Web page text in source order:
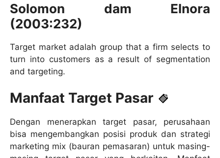
Solomon dam Elnora
(2003:232)
Target market adalah group that a firm selects to
turn into customers as a result of segmentation
and targeting.
Manfaat Target Pasar
Dengan menerapkan target pasar, perusahaan
bisa mengembangkan posisi produk dan strategi
marketing mix (bauran pemasaran) untuk masing-